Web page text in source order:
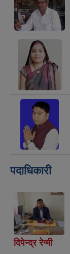
पदाधिकारी
दिपेन्द्र रेग्मी